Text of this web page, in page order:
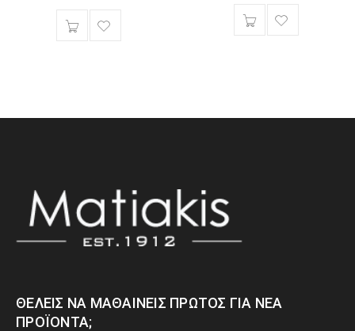
ΘΈΛΕΙΣ ΝΑ ΜΑΘΑΊΝΕΙΣ ΠΡΏΤΟΣ ΓΙΑ ΝΈΑ
ΠΡΟΪΌΝΤΑ;